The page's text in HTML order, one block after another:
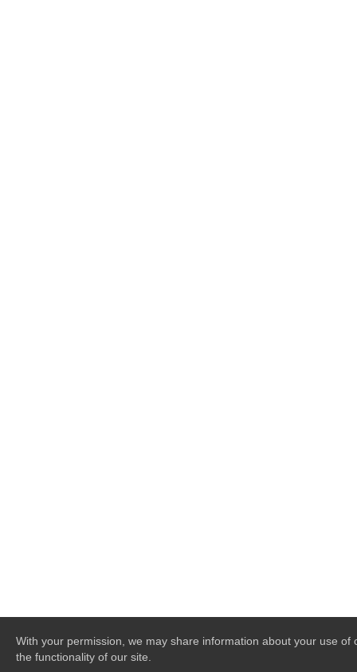
With your permission, we may share information about your use of
the functionality of our site.